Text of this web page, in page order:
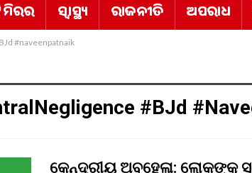
ମିରର ସ୍ୱାସ୍ଥ୍ୟ ରାଜନୀତି ଅପରାଧ
#naveenpatnaik
#BJd
କେନ୍ଦ୍ରୀୟ ଅବହେଳା: ଲୋକଙ୍କୁ